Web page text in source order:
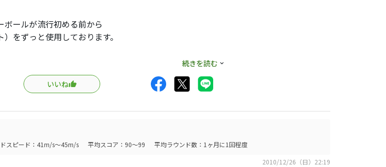
ールが流行初める前から
をずっと使用しております。
魅力）
ディスタンス系
リスクが低減
続きを読む
いいね
スピード：41m/s～45m/s 平均スコア：90～99
平均ラウンド数：1ヶ月に1回程度
2010/12/26（日）22:19